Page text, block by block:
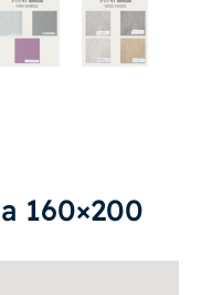
160×200